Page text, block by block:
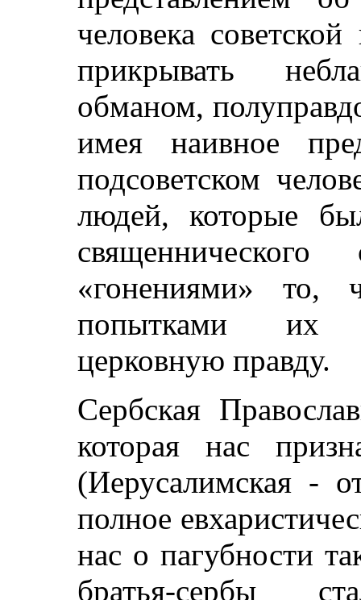
человека
прикрывать
обманом,
имея наивное
подсоветском
людей, которые
«гонениями»
попытками их
церковную правду.
Сербская
которая нас
(Иерусалимская -
полное
нас о пагубности
братья-сербы